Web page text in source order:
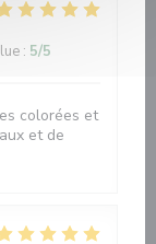
: 5/5
colorées et
et de